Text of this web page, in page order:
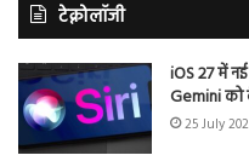
टेक्नोलॉजी
iOS 27 में
Gemini को
25 July